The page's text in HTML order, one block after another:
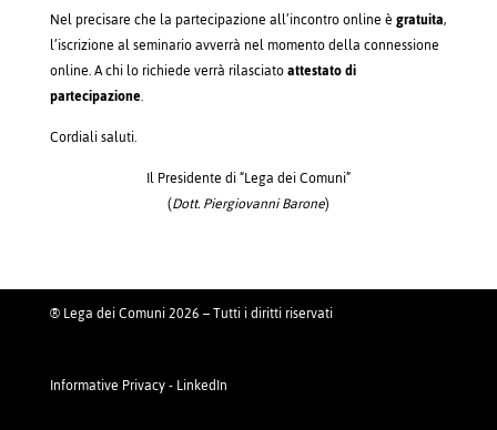
Nel precisare che la partecipazione all’incontro online ègratuita,
l’iscrizione al seminario avverrà nel momento della connessione
online. A chi lo richiede verrà rilasciatoattestato di
partecipazione.
Cordiali saluti.
Il Presidente di “Lega dei Comuni”
(Dott. Piergiovanni Barone)
® Lega dei Comuni 2026 – Tutti i diritti riservati
Informative Privacy-LinkedIn